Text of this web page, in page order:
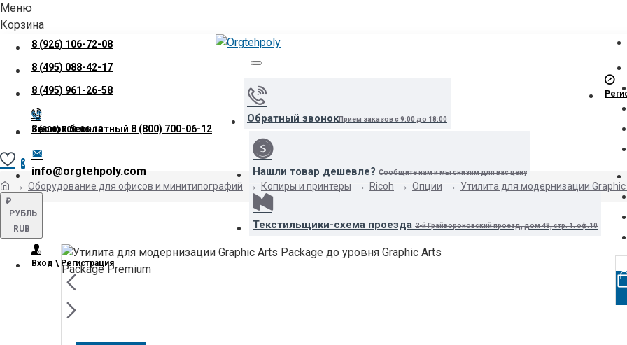
Меню
Корзина
8 (926) 106-72-08
8 (495) 088-42-17
8 (495) 961-26-58
Звонок бесплатный 8 (800) 700-06-12
info@orgtehpoly.com
₽
РУБЛЬ
RUB
Вход \ Регистрация
Обратный звонокПрием заказов с 9:00 до 18:00
Нашли товар дешевле? Сообщите нам и мы снизим для вас цену
Текстильщики-схема проезда 2-й Грайвороновский проезд, дом 48, стр. 1. оф.10
8 (800) 700-06-12
0
Оборудование для офисов и минитипографий Копиры и принтеры Ricoh Опции Утилита для модернизации